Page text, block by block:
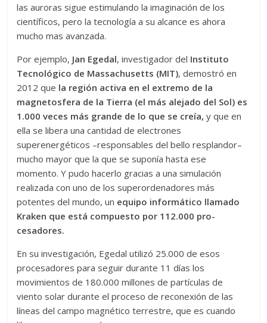
las auroras sigue estimulando la imaginación de los
científicos, pero la tecnología a su alcance es ahora
mucho mas avanzada.
Por ejemplo, Jan Egedal, investigador del Instituto
Tecnoló­gico de Massachusetts (MIT), demostró en
2012 que la región activa en el ex­­tremo de la
magnetosfera de la Tierra (el más alejado del Sol) es
1.000 veces más grande de lo que se creía,y que en
ella se libera una cantidad de electrones
superenergéticos –responsables del bello resplandor–
mucho mayor que la que se suponía hasta ese
momento. Y pudo hacerlo gracias a una simulación
realizada con uno de los superordenadores más
potentes del mundo, un equipo informático llamado
Kraken que está compuesto por 112.000 pro­
cesadores.
En su investigación, Egedal utilizó 25.000 de esos
procesadores para seguir durante 11 días los
movimientos de 180.000 millones de partículas de
viento solar durante el proceso de reconexión de las
líneas del campo magnético terrestre, que es cuando